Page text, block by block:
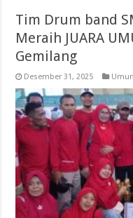
Tim Drum band
Meraih JUARA
Gemilang
Desember 31, 2025